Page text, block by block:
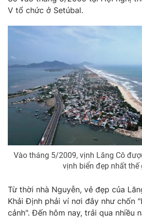
Liên hệ quảng cáo:024-7300.7108
® Cấm sao chép dưới mọi hình thức nếu
thuận bằng văn bản. Ghi rõ nguồn
thông tin từ website này.
V tổ chức ở Setúbal.
Vào tháng 5/2009, vịnh Lăng Cô
vịnh biển đẹp nhất thế
Từ thời nhà Nguyễn, vẻ đẹp của
Khải Định phải ví nơi đây như chốn
cảnh". Đến hôm nay, trải qua nhiều